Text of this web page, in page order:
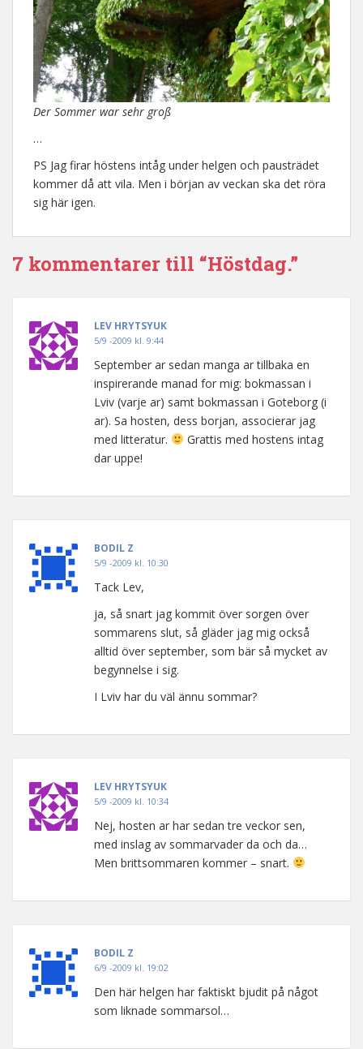
Der Sommer war sehr groß
…
PS Jag firar höstens intåg under helgen och pausträdet
kommer då att vila. Men i början av veckan ska det röra
sig här igen.
7 kommentarer till “Höstdag.”
LEV HRYTSYUK
5/9 -2009 kl. 9:44
September ar sedan manga ar tillbaka en
inspirerande manad for mig: bokmassan i
Lviv (varje ar) samt bokmassan i Goteborg (i
ar). Sa hosten, dess borjan, associerar jag
med litteratur.
Grattis med hostens intag
dar uppe!
BODIL Z
5/9 -2009 kl. 10:30
Tack Lev,
ja, så snart jag kommit över sorgen över
sommarens slut, så gläder jag mig också
alltid över september, som bär så mycket av
begynnelse i sig.
I Lviv har du väl ännu sommar?
LEV HRYTSYUK
5/9 -2009 kl. 10:34
Nej, hosten ar har sedan tre veckor sen,
med inslag av sommarvader da och da…
Men brittsommaren kommer – snart.
BODIL Z
6/9 -2009 kl. 19:02
Den här helgen har faktiskt bjudit på något
som liknade sommarsol…